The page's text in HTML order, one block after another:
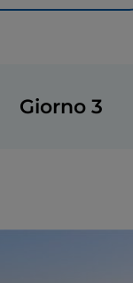
Giorno 3